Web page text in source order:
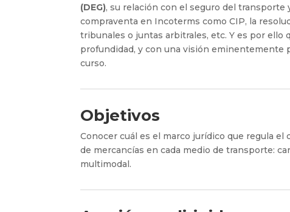
(DEG), su relación con el seguro del transporte
compraventa en Incoterms como CIP, la
tribunales o juntas arbitrales, etc. Y es por ello
profundidad, y con una visión eminentemente
curso.
Objetivos
Conocer cuál es el marco jurídico que regula
de mercancías en cada medio de transporte:
multimodal.